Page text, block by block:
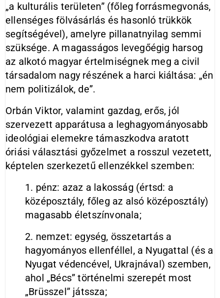
„a kulturális területen” (főleg forrásmegvonás,
ellenséges fölvásárlás és hasonló trükkök
segítségével), amelyre pillanatnyilag semmi
szüksége. A magasságos levegőégig harsog
az alkotó magyar értelmiségnek meg a civil
társadalom nagy részének a harci kiáltása: „én
nem politizálok, de”.
Orbán Viktor, valamint gazdag, erős, jól
szervezett apparátusa a leghagyományosabb
ideológiai elemekre támaszkodva aratott
óriási választási győzelmet a rosszul vezetett,
képtelen szerkezetű ellenzékkel szemben:
1. pénz: azaz a lakosság (értsd: a
középosztály, főleg az alsó középosztály)
magasabb életszínvonala;
2. nemzet: egység, összetartás a
hagyományos ellenféllel, a Nyugattal (és a
Nyugat védencével, Ukrajnával) szemben,
ahol „Bécs” történelmi szerepét most
„Brüsszel” játssza;